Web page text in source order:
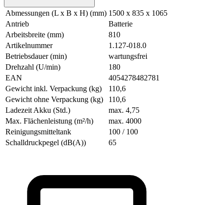
Abmessungen (L x B x H) (mm) 1500 x 835 x 1065
Antrieb
Batterie
Arbeitsbreite (mm)
810
Artikelnummer
1.127-018.0
Betriebsdauer (min)
wartungsfrei
Drehzahl (U/min)
180
EAN
4054278482781
Gewicht inkl. Verpackung (kg)
110,6
Gewicht ohne Verpackung (kg)
110,6
Ladezeit Akku (Std.)
max. 4,75
Max. Flächenleistung (m²/h)
max. 4000
Reinigungsmitteltank
100 / 100
Schalldruckpegel (dB(A))
65